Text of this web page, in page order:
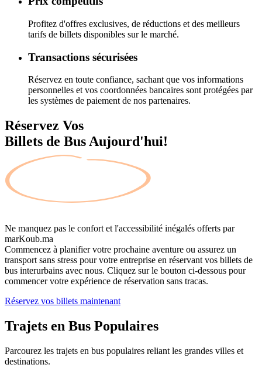
Profitez d'offres exclusives, de réductions et des meilleurs
tarifs de billets disponibles sur le marché.
Transactions sécurisées
Réservez en toute confiance, sachant que vos informations
personnelles et vos coordonnées bancaires sont protégées par
les systèmes de paiement de nos partenaires.
Réservez Vos
Billets de Bus Aujourd'hui!
Ne manquez pas le confort et l'accessibilité inégalés offerts par
marKoub.ma
Commencez à planifier votre prochaine aventure ou assurez un
transport sans stress pour votre entreprise en réservant vos billets de
bus interurbains avec nous. Cliquez sur le bouton ci-dessous pour
commencer votre expérience de réservation sans tracas.
Réservez vos billets maintenant
Trajets en Bus Populaires
Parcourez les trajets en bus populaires reliant les grandes villes et
destinations.